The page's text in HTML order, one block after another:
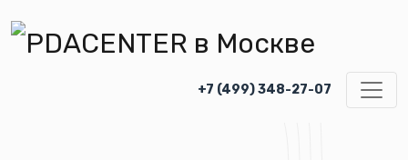
+7 (499) 348-27-07